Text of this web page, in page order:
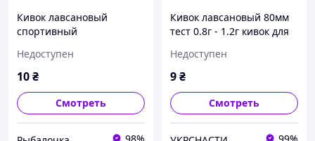
Кивок лавсановый
спортивный
2,6г
Недоступен
10₴
Смотреть
Кивок лавсановый 80мм
тест 0.8г - 1.2г кивок для
Недоступен
9₴
Смотреть